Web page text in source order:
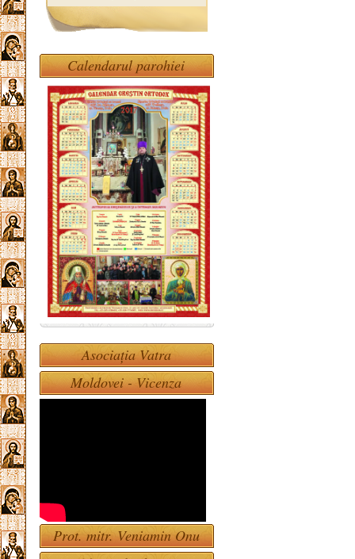
Calendarul parohiei
Asociația Vatra
Moldovei - Vicenza
Prot. mitr. Veniamin Onu